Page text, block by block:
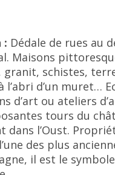
: Dédale de rues au
Maisons
granit, schistes,
l’abri d’un muret…
d’art ou ateliers
tours du
dans l’Oust.
des plus
il est le